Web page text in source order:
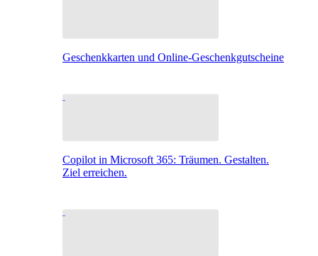
Geschenkkarten und Online-Geschenkgutscheine
Copilot in Microsoft 365: Träumen. Gestalten.
Ziel erreichen.